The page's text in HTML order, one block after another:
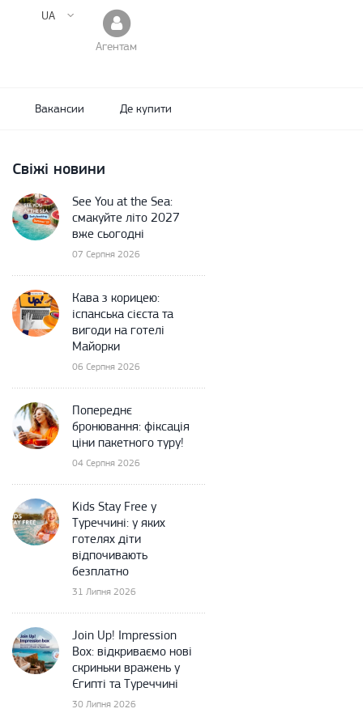
Агентам
UA
Вакансии Де купити
Свіжі новини
See You at the Sea:
смакуйте літо 2027
вже сьогодні
07 Серпня 2026
Кава з корицею:
іспанська сієста та
вигоди на готелі
Майорки
06 Серпня 2026
Попереднє
бронювання: фіксація
ціни пакетного туру!
04 Серпня 2026
Kids Stay Free у
Туреччині: у яких
готелях діти
відпочивають
безплатно
31 Липня 2026
Join Up! Impression
Box: відкриваємо нові
скриньки вражень у
Єгипті та Туреччині
30 Липня 2026